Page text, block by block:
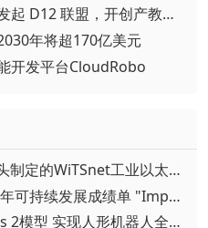
▪ 重磅官宣！汇川技术联合发起 D12 联盟，开创产教融合新范式
年将超170亿美元
开发平台CloudRobo
▪ 性能提升5至10倍 我国牵头制定的WiTSnet工业以太网国际标准正式发布
▪ 施耐德电气发布2026上半年可持续发展成绩单 "Impact 2030"路线图开局稳健
▪ 谷歌发布Gemini Robotics 2模型 实现人形机器人全身智能控制突破